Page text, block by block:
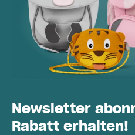
Newsletter
Rabatt erhalten!